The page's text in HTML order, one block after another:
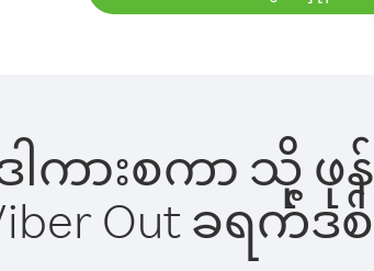
ာဒါကားစကာ
Out ခရက်ဒ